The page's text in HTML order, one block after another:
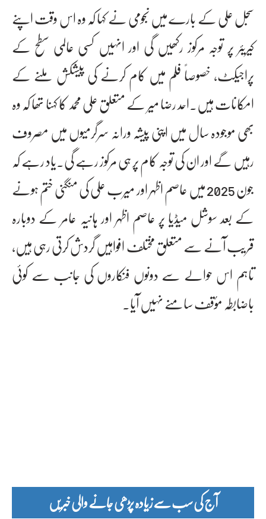
سجل علی کے بارے میں نجومی نے کہا کہ وہ اس وقت اپنے
کیریئر پر توجہ مرکوز رکھیں گی اور انہیں کسی عالمی سطح کے
پراجیکٹ، خصوصاً فلم میں کام کرنے کی پیشکش ملنے کے
امکانات ہیں۔احد رضا میر کے متعلق علی محمد کا کہنا تھا کہ وہ
بھی موجودہ سال میں اپنی پیشہ ورانہ سرگرمیوں میں مصروف
رہیں گے اور ان کی توجہ کام پر ہی مرکوز رہے گی۔یاد رہے کہ
جون 2025 میں عاصم اظہر اور میرب علی کی منگنی ختم ہونے
کے بعد سوشل میڈیا پر عاصم اظہر اور ہانیہ عامر کے دوبارہ
قریب آنے سے متعلق مختلف افواہیں گردش کرتی رہی ہیں،
تاہم اس حوالے سے دونوں فنکاروں کی جانب سے کوئی
باضابطہ مؤقف سامنے نہیں آیا۔
آج کی سب سے زیادہ پڑھی جانے والی خبریں